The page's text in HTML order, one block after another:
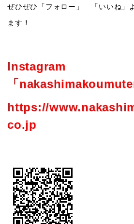
ぜひぜひ「フォロー」 「いいね」
ます！
Instagram
「
https://
co.jp